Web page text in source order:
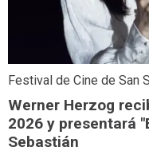
Festival de Cine de San
Werner Herzog
2026 y presentará
Sebastián